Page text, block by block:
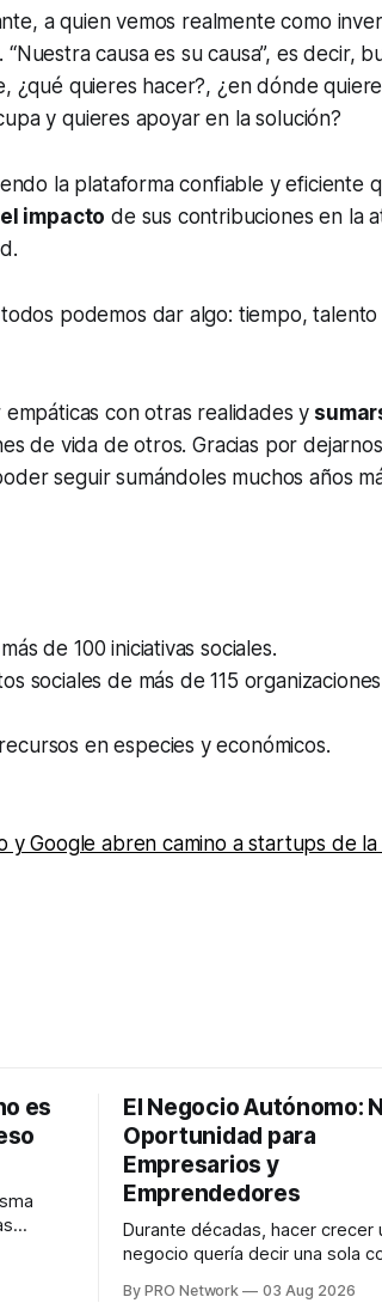
a quien vemos realmente como
causa es su causa”, es decir,
¿qué quieres hacer?, ¿en dónde
y quieres apoyar en la solución?
la plataforma confiable y eficiente
impacto de sus contribuciones en la
podemos dar algo: tiempo,
empáticas con otras realidades y
de vida de otros. Gracias por
seguir sumándoles muchos años
de 100 iniciativas sociales.
sociales de más de 115
en especies y económicos.
y Google abren camino a startups de la
es
El Negocio Autónomo:
Oportunidad para
Empresarios y
Emprendedores
Durante décadas, hacer crecer
negocio quería decir una sola
By PRO Network 03 Aug 2026